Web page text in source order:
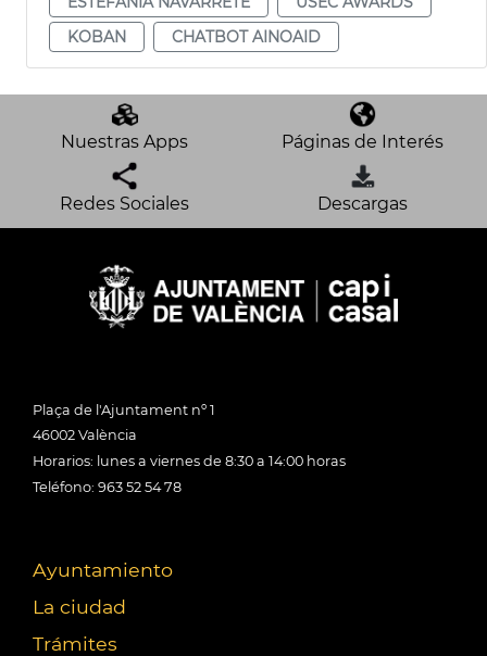
KOBAN
CHATBOT AINOAID
Nuestras Apps Páginas de Interés
Redes Sociales Descargas
Plaça de l'Ajuntament nº 1
46002 València
Horarios: lunes a viernes de 8:30 a 14:00 horas
Teléfono: 963 52 54 78
Ayuntamiento
La ciudad
Trámites